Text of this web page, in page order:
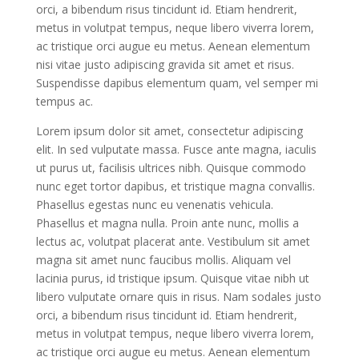
orci, a bibendum risus tincidunt id. Etiam hendrerit,
metus in volutpat tempus, neque libero viverra lorem,
ac tristique orci augue eu metus. Aenean elementum
nisi vitae justo adipiscing gravida sit amet et risus.
Suspendisse dapibus elementum quam, vel semper mi
tempus ac.
Lorem ipsum dolor sit amet, consectetur adipiscing
elit. In sed vulputate massa. Fusce ante magna, iaculis
ut purus ut, facilisis ultrices nibh. Quisque commodo
nunc eget tortor dapibus, et tristique magna convallis.
Phasellus egestas nunc eu venenatis vehicula.
Phasellus et magna nulla. Proin ante nunc, mollis a
lectus ac, volutpat placerat ante. Vestibulum sit amet
magna sit amet nunc faucibus mollis. Aliquam vel
lacinia purus, id tristique ipsum. Quisque vitae nibh ut
libero vulputate ornare quis in risus. Nam sodales justo
orci, a bibendum risus tincidunt id. Etiam hendrerit,
metus in volutpat tempus, neque libero viverra lorem,
ac tristique orci augue eu metus. Aenean elementum